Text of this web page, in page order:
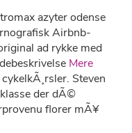
azyter odense
Airbnb-
ad rykke med
Mere
Steven
der dÃ©
florer mÃ¥